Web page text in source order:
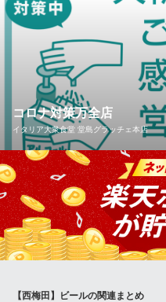
当店は「神泡達人店」！ザ・
の状態でお客様にご提供して
をお料理と一緒にお楽しみく
ど粉もんにピッタリのハイボ
り揃えております♪
酒処えむ
コスパ抜群の居酒屋
大阪メトロ四つ橋線西梅田
大阪府大阪市北区梅田2-1-14 梅田二
コロナ対策万全店
イタリア大衆食堂 堂島グラッチェ本店
大阪府発行 感染症防止宣言ス
心、安全を届けるために精一
業員マスクの下は笑顔で御来
イタリア大衆食堂 堂島グ
大阪府大阪市北区堂島2-2-38 宝寿ビ
【西梅田】ビールの関連まとめ